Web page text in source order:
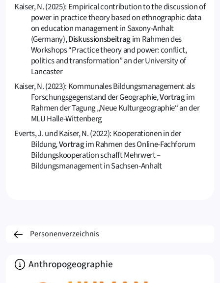
Kaiser, N. (2025): Empirical contribution to the discussion of
power in practice theory based on ethnographic data
on education management in Saxony-Anhalt
(Germany),Diskussionsbeitragim Rahmen des
Workshops “Practice theory and power: conflict,
politics and transformation” an der University of
Lancaster
Kaiser, N. (2023): Kommunales Bildungsmanagement als
Forschungsgegenstand der Geographie,Vortragim
Rahmen der Tagung „Neue Kulturgeographie“ an der
MLU Halle-Wittenberg
Everts, J. und Kaiser, N. (2022): Kooperationen in der
Bildung,Vortragim Rahmen des Online-Fachforum
Bildungskooperation schafft Mehrwert –
Bildungsmanagement in Sachsen-Anhalt
Personenverzeichnis
Über
Anthropo­geo­graphie